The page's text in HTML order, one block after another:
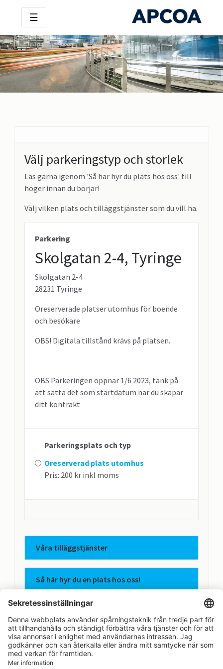
☰
Välj parkeringstyp och storlek
Läs gärna igenom 'Så här hyr du plats hos oss' till
höger innan du börjar!
Välj vilken plats och tilläggstjänster som du vill ha.
Parkering
Skolgatan 2-4, Tyringe
Skolgatan 2-4
28231 Tyringe
Oreserverade platser utomhus för boende
och besökare
OBS! Digitala tillstånd krävs på platsen.
OBS Parkeringen öppnar 1/6 2023, tänk på
att sätta det som startdatum när du skapar
ditt kontrakt
Parkeringsplats och typ
Oreserverad plats utomhus
Pris: 200 kr inkl moms
Våra tilläggstjänster
Så här hyr du en plats hos oss!
Apcoas integritetspolicy
Avtalsvillkor